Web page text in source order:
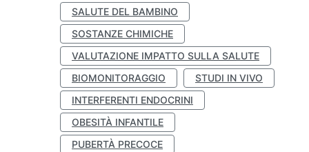
SALUTE DEL BAMBINO
SOSTANZE CHIMICHE
VALUTAZIONE IMPATTO SULLA SALUTE
BIOMONITORAGGIO
STUDI IN VIVO
INTERFERENTI ENDOCRINI
OBESITÀ INFANTILE
PUBERTÀ PRECOCE